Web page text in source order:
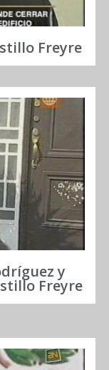
Freyre
y
Freyre